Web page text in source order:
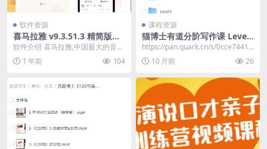
软件资源
喜马拉雅 v9.3.51.3 精简版，
解锁付费，无限畅听
软件介绍 喜马拉雅,中国最大的音频
分享平台,随时随地听我想听！喜马
拉雅FM又称为...
1 年前 104
课程资源
猫博士有道分阶写作课 Level
1-6，系统提升中小学生写作
能力
https://pan.quark.cn/s/0cce7441c
b06
10 月前 26